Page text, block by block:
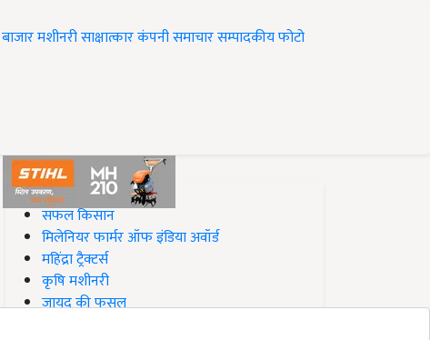
बाजारमशीनरीसाक्षात्कारकंपनी समाचारसम्पादकीयफोटो
#Top on Krishi Jagran
सफल किसान
मिलेनियर फार्मर ऑफ इंडिया अवॉर्ड
महिंद्रा ट्रैक्टर्स
कृषि मशीनरी
जायद की फसल